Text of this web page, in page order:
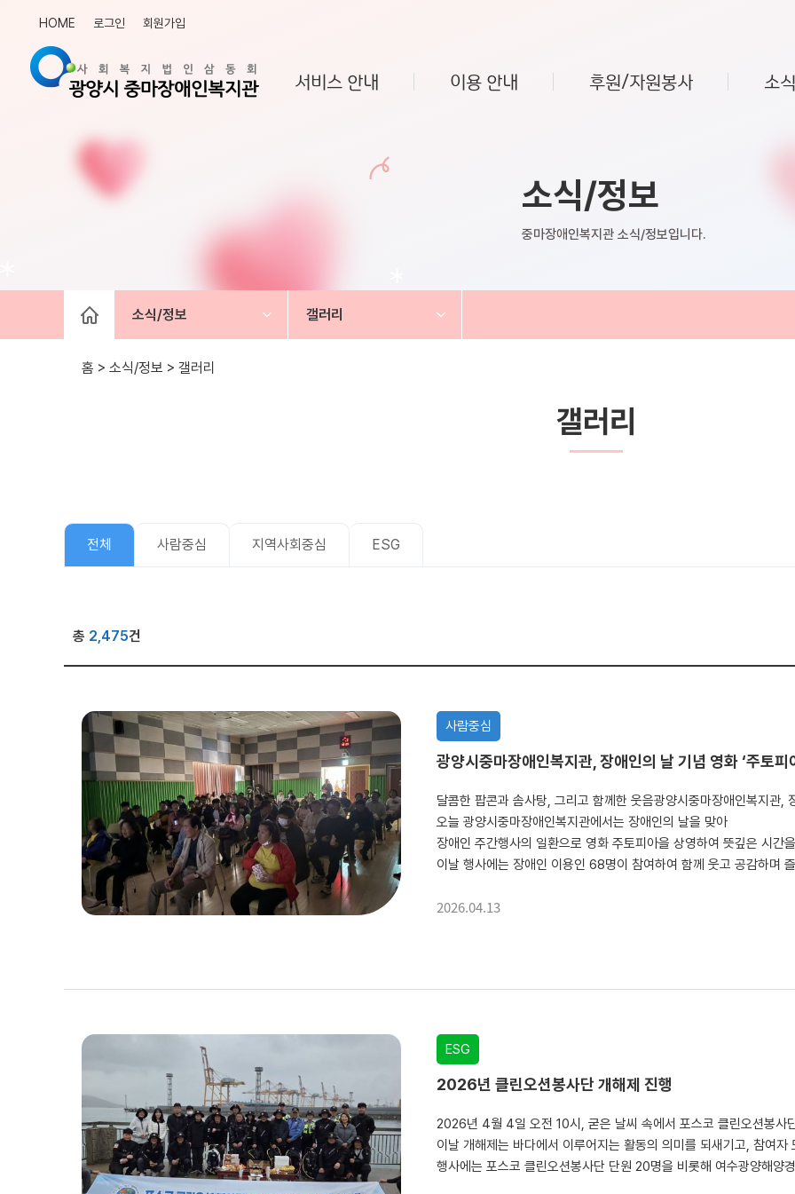
HOME 로그인 회원가입
서비스 안내 이용 안내 후원/자원봉사 소
소식/정보
중마장애인복지관 소식/정보입니다.
소식/정보 갤러리
홈 > 소식/정보 > 갤러리
갤러리
전체 사람중심 지역사회중심 ESG
총 2,475건
사람중심
광양시중마장애인복지관, 장애인의 날 기념 영화 ‘주토피
달콤한 팝콘과 솜사탕, 그리고 함께한 웃음광양시중마장애인복지관,
오늘 광양시중마장애인복지관에서는 장애인의 날을 맞아
장애인 주간행사의 일환으로 영화 주토피아을 상영하여 뜻깊은 시간
이날 행사에는 장애인 이용인 68명이 참여하여 함께 웃고 공감하며
2026.04.13
ESG
2026년 클린오션봉사단 개해제 진행
이날 개해제는 바다에서 이루어지는 활동의 의미를 되새기고, 참여
행사에는 포스코 클린오션봉사단 단원 20명을 비롯해 여수광양해양